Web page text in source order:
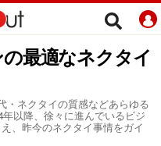
最適なネクタイ
・ネクタイの質感などあらゆる
以降、徐々に進んでいるビジ
、昨今のネクタイ事情をガイ